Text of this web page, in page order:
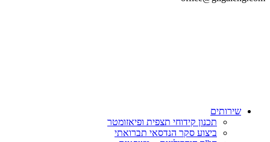
שירותים
תכנון קידוחי תצפית ופיאזומטר
ביצוע סקר הנדסאי תברואתי